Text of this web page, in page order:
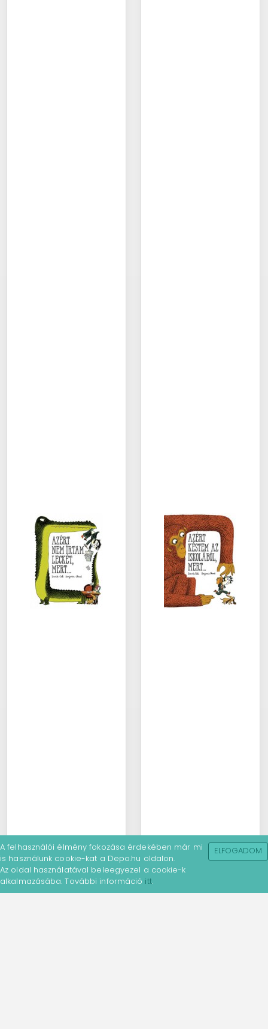
A felhasználói élmény fokozása érdekében már mi
is használunk cookie-kat a Depo.hu oldalon.
Az oldal használatával beleegyezel a cookie-k
alkalmazásába. További információ itt.
ELFOGADOM